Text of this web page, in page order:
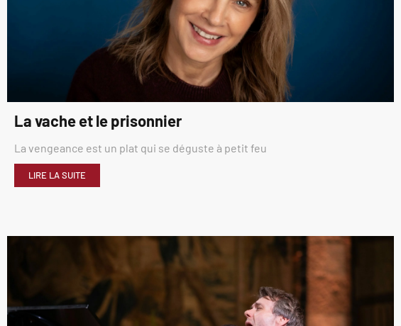
La vache et le prisonnier
La vengeance est un plat qui se déguste à petit feu
LIRE LA SUITE